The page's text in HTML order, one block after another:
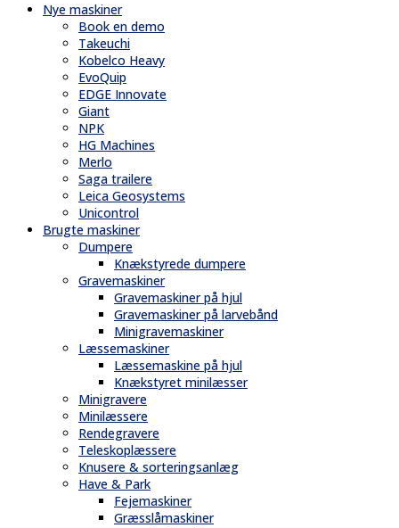
Nye maskiner
Book en demo
Takeuchi
Kobelco Heavy
EvoQuip
EDGE Innovate
Giant
NPK
HG Machines
Merlo
Saga trailere
Leica Geosystems
Unicontrol
Brugte maskiner
Dumpere
Knækstyrede dumpere
Gravemaskiner
Gravemaskiner på hjul
Gravemaskiner på larvebånd
Minigravemaskiner
Læssemaskiner
Læssemaskine på hjul
Knækstyret minilæsser
Minigravere
Minilæssere
Rendegravere
Teleskoplæssere
Knusere & sorteringsanlæg
Have & Park
Fejemaskiner
Græsslåmaskiner